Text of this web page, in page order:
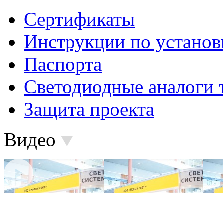
Сертификаты
Инструкции по
Паспорта
Светодиодные аналоги
Защита проекта
Видео